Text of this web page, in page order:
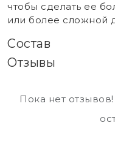
чтобы сделать ее
или более сложной
Состав
Отзывы
Пока нет